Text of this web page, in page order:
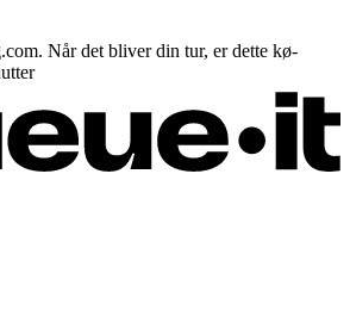
Når det bliver din tur, er dette kø-